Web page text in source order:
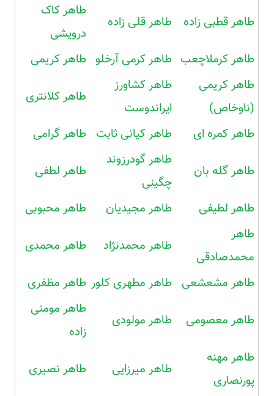
طاهر قطبی زاده طاهر قلی زاده
طاهر کاک
درویشی
طاهر کرملاچعب طاهر کرمی آرخلو طاهر کریمی
طاهر کریمی
(ناوخاص)
طاهر کشاورز
ایراندوست
طاهر کلانتری
طاهر کمره ای طاهر کیانی ثابت طاهر گرامی
طاهر گله بان
طاهر گودرزوند
چگینی
طاهر لطفی
طاهر لطیفی طاهر مجیدیان
طاهر محبوبی
طاهر
محمدصادقی
طاهر محمدنژاد طاهر محمدی
طاهر مشعشعی طاهر مطهری کلور طاهر مظفری
طاهر معصومی طاهر مولودی
طاهر مومنی
زاده
طاهر مهنه
پورنصاری
طاهر میرزایی طاهر نصیری